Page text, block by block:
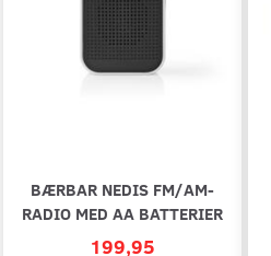
BÆRBAR NEDIS FM/AM-
RADIO MED AA BATTERIER
199,95